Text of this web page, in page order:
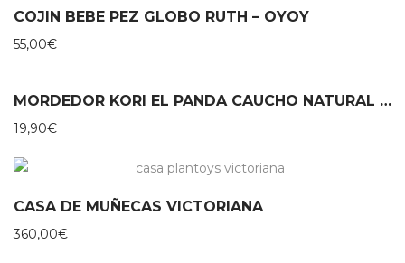
COJIN BEBE PEZ GLOBO RUTH – OYOY
55,00€
MORDEDOR KORI EL PANDA CAUCHO NATURAL – LANCO
19,90€
CASA DE MUÑECAS VICTORIANA
360,00€